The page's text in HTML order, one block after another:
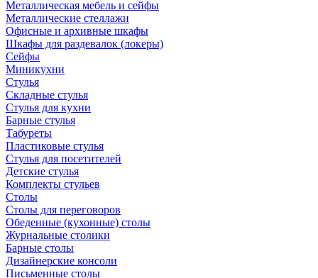
Металлическая мебель и сейфы
Металлические стеллажи
Офисные и архивные шкафы
Шкафы для раздевалок (локеры)
Сейфы
Миникухни
Стулья
Складные стулья
Стулья для кухни
Барные стулья
Табуреты
Пластиковые стулья
Стулья для посетителей
Детские стулья
Комплекты стульев
Столы
Столы для переговоров
Обеденные (кухонные) столы
Журнальные столики
Барные столы
Дизайнерские консоли
Письменные столы